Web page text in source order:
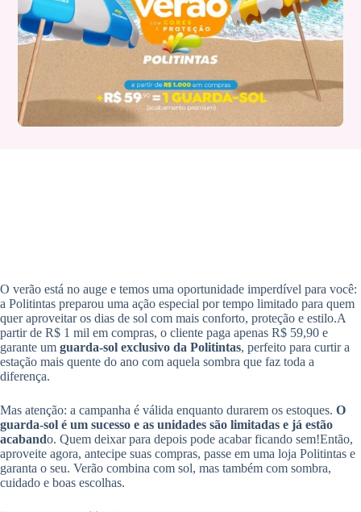
O verão está no auge e temos uma oportunidade imperdível para você:
a Politintas preparou uma ação especial por tempo limitado para quem
quer aproveitar os dias de sol com mais conforto, proteção e estilo.A
partir de R$ 1 mil em compras, o cliente paga apenas R$ 59,90 e
garante um guarda-sol exclusivo da Politintas, perfeito para curtir a
estação mais quente do ano com aquela sombra que faz toda a
diferença.
Mas atenção: a campanha é válida enquanto durarem os estoques. O
guarda-sol é um sucesso e as unidades são limitadas e já estão
acabando. Quem deixar para depois pode acabar ficando sem!Então,
aproveite agora, antecipe suas compras, passe em uma loja Politintas e
garanta o seu. Verão combina com sol, mas também com sombra,
cuidado e boas escolhas.